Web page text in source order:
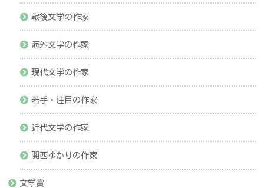
戦後文学の作家
海外文学の作家
現代文学の作家
若手・注目の作家
近代文学の作家
関西ゆかりの作家
文学賞